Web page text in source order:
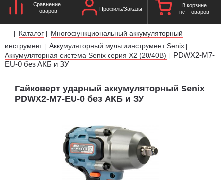
Сравнение
товаров
Профиль/Заказы
В корзине
нет товаров
| Каталог |
Многофункциональный аккумуляторный
инструмент | Аккумуляторный мультиинструмент Senix |
Аккумуляторная система Senix cерия X2 (20/40В) |
PDWX2-M7-
EU-0 без АКБ и ЗУ
Гайковерт ударный аккумуляторный Senix
PDWX2-M7-EU-0 без АКБ и ЗУ